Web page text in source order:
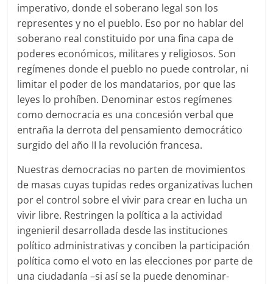
imperativo, donde el soberano legal son los
representes y no el pueblo. Eso por no hablar del
soberano real constituido por una fina capa de
poderes económicos, militares y religiosos. Son
regímenes donde el pueblo no puede controlar, ni
limitar el poder de los mandatarios, por que las
leyes lo prohíben. Denominar estos regímenes
como democracia es una concesión verbal que
entraña la derrota del pensamiento democrático
surgido del año II la revolución francesa.
Nuestras democracias no parten de movimientos
de masas cuyas tupidas redes organizativas luchen
por el control sobre el vivir para crear en lucha un
vivir libre. Restringen la política a la actividad
ingenieril desarrollada desde las instituciones
político administrativas y conciben la participación
política como el voto en las elecciones por parte de
una ciudadanía –si así se la puede denominar-